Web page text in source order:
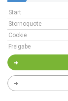
Start
Stornoquote
Cookie
Freigabe